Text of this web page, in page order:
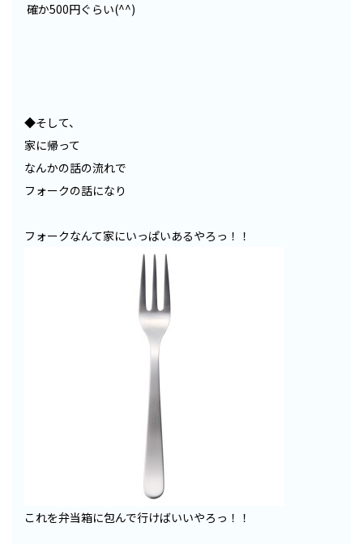
確か500円ぐらい(^^)
◆そして、
家に帰って
なんかの話の流れで
フォークの話になり
フォークなんて家にいっぱいあるやろっ！！
これを弁当箱に包んで行けばいいやろっ！！